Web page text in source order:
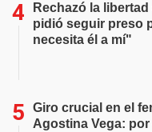
Rechazó la
pidió seguir preso
necesita él a mí"
Giro crucial en el
Agostina Vega: